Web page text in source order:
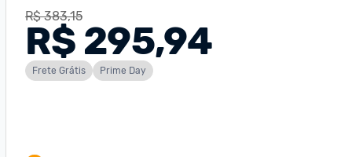
R$ 383,15
R$ 295,94
Frete Grátis Prime Day